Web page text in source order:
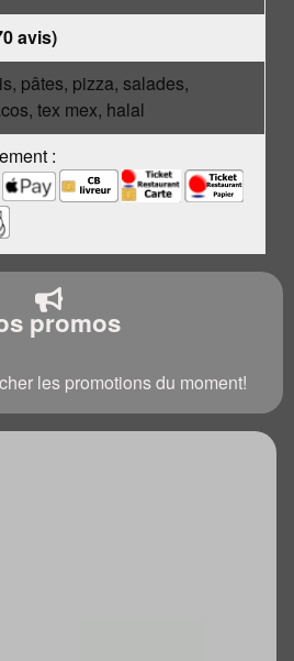
avis)
pâtes, pizza, salades,
tex mex, halal
:
promos
les promotions du moment!